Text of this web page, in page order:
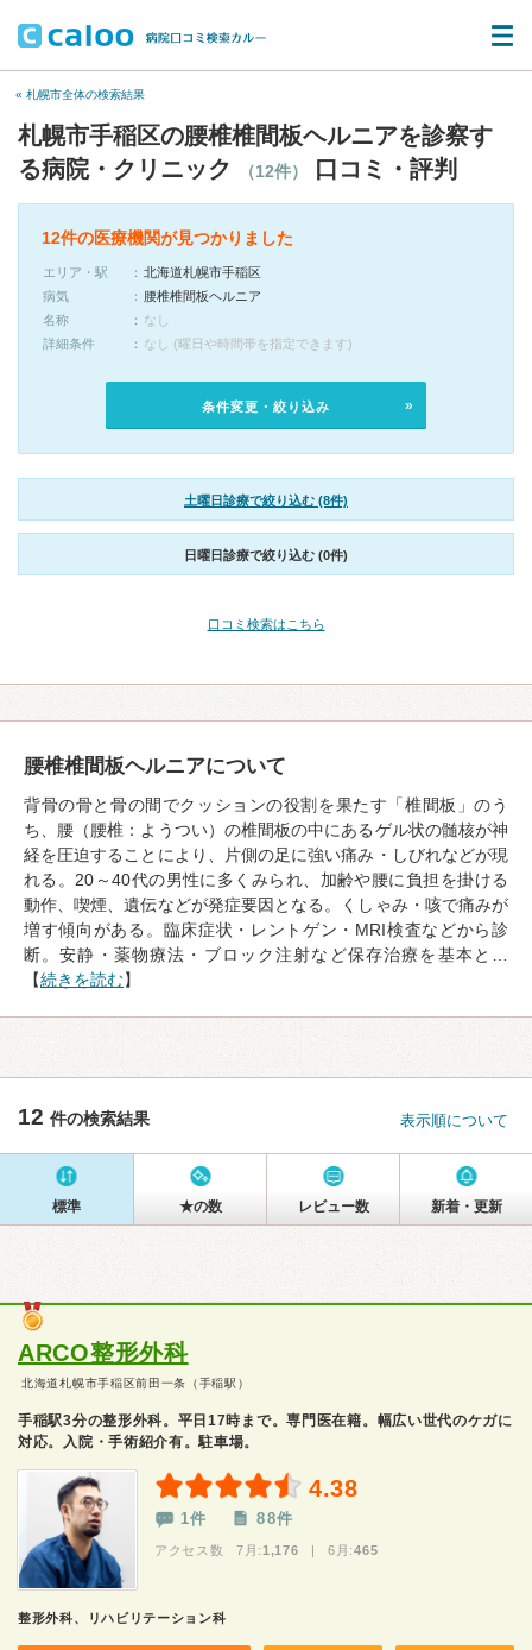
« 札幌市全体の検索結果
札幌市手稲区の腰椎椎間板ヘルニアを診察す
る病院・クリニック
（12件） 口コミ・評判
12件の医療機関が見つかりました
エリア・駅
北海道札幌市手稲区
病気
腰椎椎間板ヘルニア
名称
なし
詳細条件
なし (曜日や時間帯を指定できます)
条件変更・絞り込み
土曜日診療で絞り込む (8件)
日曜日診療で絞り込む (0件)
口コミ検索はこちら
腰椎椎間板ヘルニアについて
背骨の骨と骨の間でクッションの役割を果たす「椎間板」のう
ち、腰（腰椎：ようつい）の椎間板の中にあるゲル状の髄核が神
経を圧迫することにより、片側の足に強い痛み・しびれなどが現
れる。20～40代の男性に多くみられ、加齢や腰に負担を掛ける
動作、喫煙、遺伝などが発症要因となる。くしゃみ・咳で痛みが
増す傾向がある。臨床症状・レントゲン・MRI検査などから診
断。安静・薬物療法・ブロック注射など保存治療を基本と…
【続きを読む】
12 件の検索結果 表示順について
標準 ★の数 レビュー数 新着・更新
ARCO整形外科
北海道札幌市手稲区前田一条（手稲駅）
手稲駅3分の整形外科。平日17時まで。専門医在籍。幅広い世代のケガに
対応。入院・手術紹介有。駐車場。
4.38
1件 88件
アクセス数 7月: 1,176 | 6月:465
整形外科、リハビリテーション科